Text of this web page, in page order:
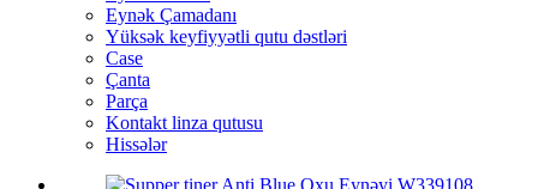
Eynək Çamadanı
Yüksək keyfiyyətli qutu dəstləri
Case
Çanta
Parça
Kontakt linza qutusu
Hissələr